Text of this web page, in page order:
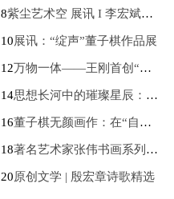
8紫尘艺术空 展讯 I 李宏斌作品展【游心造境】
10展讯：“绽声”董子棋作品展
12万物一体——王刚首创“宇宙生态艺术”访谈录
14思想长河中的璀璨星辰：十位哲学巨匠
16董子棋无颜画作：在“自我”与“他者”中追求“自足”
18著名艺术家张伟书画系列作品欣赏——2023艺术名家推荐
20原创文学 | 殷宏章诗歌精选